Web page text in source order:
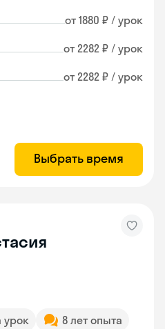
от 1880 ₽ / урок
от 2282 ₽ / урок
от 2282 ₽ / урок
Выбрать время
урок
8 лет опыта